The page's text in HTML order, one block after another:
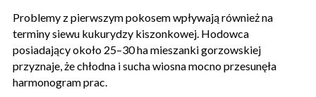
Problemy z pierwszym pokosem wpływają również na
terminy siewu kukurydzy kiszonkowej. Hodowca
posiadający około 25–30 ha mieszanki gorzowskiej
przyznaje, że chłodna i sucha wiosna mocno przesunęła
harmonogram prac.